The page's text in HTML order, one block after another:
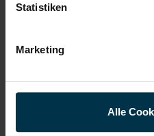
Statistiken
Marketing
Alle
und willige ein, dass meine
Rahmen meiner
Jahren verarbeitet werden